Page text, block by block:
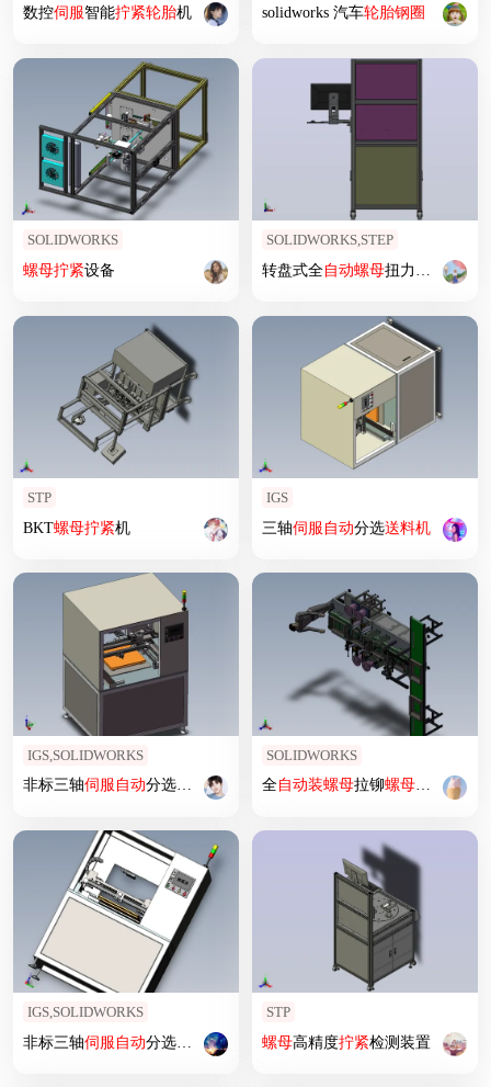
数控伺服智能拧紧轮胎机 solidworks 汽车轮胎钢圈
SOLIDWORKS
螺母拧紧设备
SOLIDWORKS,STEP
转盘式全自动螺母扭力 拧紧机
STP
BKT螺母拧紧机
IGS
三轴伺服自动分选送料机
IGS,SOLIDWORKS
非标三轴伺服自动分选送料机
SOLIDWORKS
全自动装螺母拉铆螺母在线铆接
IGS,SOLIDWORKS
非标三轴伺服自动分选送料机(1)
STP
螺母高精度拧紧检测装置